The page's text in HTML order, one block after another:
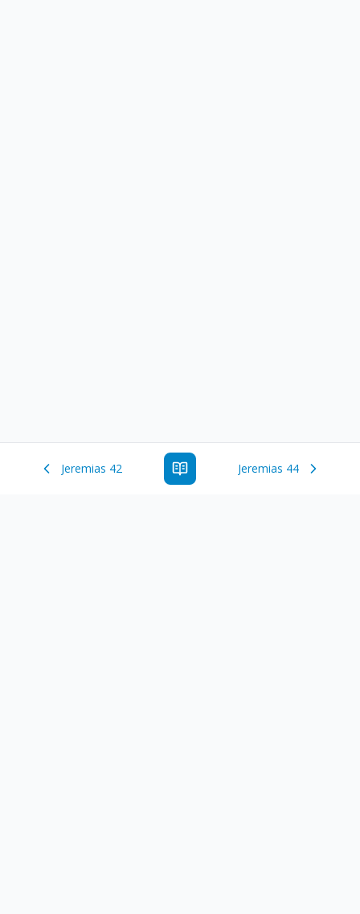
Jeremias 42 Jeremias 44